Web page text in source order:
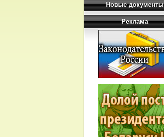
Новые документы
Реклама